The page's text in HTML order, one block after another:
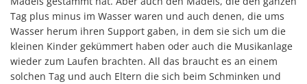
Tag plus minus im Wasser waren und auch denen, die ums
Wasser herum ihren Support gaben, in dem sie sich um die
kleinen Kinder gekümmert haben oder auch die Musikanlage
wieder zum Laufen brachten. All das braucht es an einem
solchen Tag und auch Eltern die sich beim Schminken und